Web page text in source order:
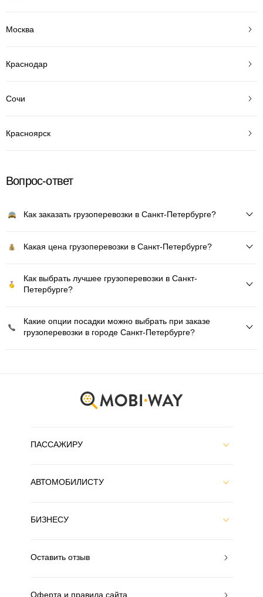
Москва
Краснодар
Сочи
Красноярск
Вопрос-ответ
Как заказать грузоперевозки в Санкт-Петербурге?
Какая цена грузоперевозки в Санкт-Петербурге?
Как выбрать лучшее грузоперевозки в Санкт-
Петербурге?
Какие опции посадки можно выбрать при заказе
грузоперевозки в городе Санкт-Петербурге?
ПАССАЖИРУ
АВТОМОБИЛИСТУ
БИЗНЕСУ
Оставить отзыв
Оферта и правила сайта